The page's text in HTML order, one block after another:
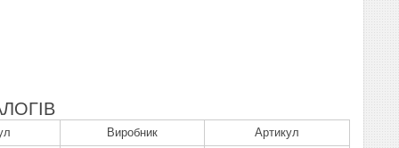
Виробник
Артикул